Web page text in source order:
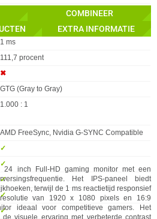
24 inch Full-HD gaming monitor met een
Het IPS-paneel biedt
terwijl de 1 ms reactietijd responsief
van 1920 x 1080 pixels en 16:9
ideaal voor competitieve gamers. Het
COMBINEER
EXTRA INFORMATIE
1920 x 1080 pixels
1 ms
111,7 procent
✖︎
GTG (Gray to Gray)
1.000 : 1
AMD FreeSync, Nvidia G-SYNC Compatible
✓︎
✓︎
✓︎
✓︎
✓︎